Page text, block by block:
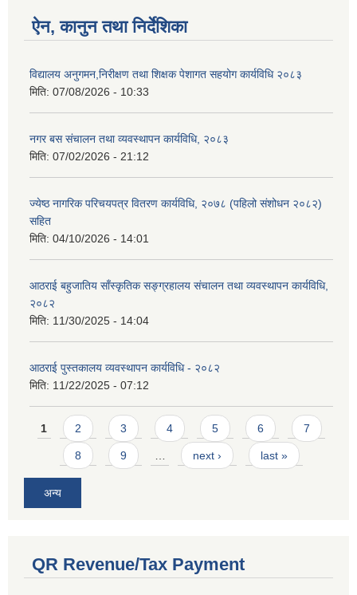
ऐन, कानुन तथा निर्देशिका
विद्यालय अनुगमन,निरीक्षण तथा शिक्षक पेशागत सहयोग कार्यविधि २०८३
मिति: 07/08/2026 - 10:33
नगर बस संचालन तथा व्यवस्थापन कार्यविधि, २०८३
मिति: 07/02/2026 - 21:12
ज्येष्ठ नागरिक परिचयपत्र वितरण कार्यविधि, २०७८ (पहिलो संशोधन २०८२)
सहित
मिति: 04/10/2026 - 14:01
आठराई बहुजातिय साँस्कृतिक सङ्ग्रहालय संचालन तथा व्यवस्थापन कार्यविधि,
२०८२
मिति: 11/30/2025 - 14:04
आठराई पुस्तकालय व्यवस्थापन कार्यविधि - २०८२
मिति: 11/22/2025 - 07:12
Pages
1 2 3 4 5 6 7
8 9 … next › last »
अन्य
QR Revenue/Tax Payment